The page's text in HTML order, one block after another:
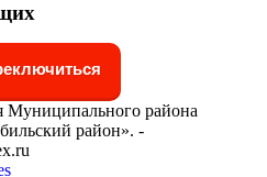
района
район». -